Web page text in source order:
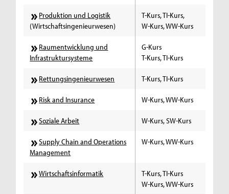
Produktion und Logistik
(Wirtschaftsingenieurwesen)
T-Kurs, TI-Kurs,
W-Kurs, WW-Kurs
Raumentwicklung und
Infrastruktursysteme
G-Kurs
T-Kurs, TI-Kurs
Rettungsingenieurwesen T-Kurs, TI-Kurs
Risk and Insurance W-Kurs, WW-Kurs
Soziale Arbeit W-Kurs, SW-Kurs
Supply Chain and Operations
Management
W-Kurs, WW-Kurs
Wirtschaftsinformatik
T-Kurs, TI-Kurs
W-Kurs, WW-Kurs